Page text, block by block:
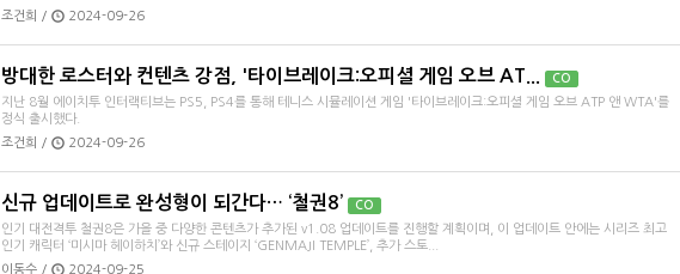
조건희 /
2024-09-26
방대한 로스터와 컨텐츠 강점, '타이브레이크:오피셜 게임 오브 AT... CO
지난 8월 에이치투 인터랙티브는 PS5, PS4를 통해 테니스 시뮬레이션 게임 '타이브레이크:오피셜 게임 오브 ATP 앤 WTA'를
정식 출시했다.
조건희 /
2024-09-26
신규 업데이트로 완성형이 되간다… ‘철권8’ CO
인기 대전격투 철권8은 가을 중 다양한 콘텐츠가 추가된 v1.08 업데이트를 진행할 계획이며, 이 업데이트 안에는 시리즈 최고
인기 캐릭터 ‘미시마 헤이하치’와 신규 스테이지 ‘GENMAJI TEMPLE’, 추가 스토...
이동수 /
2024-09-25